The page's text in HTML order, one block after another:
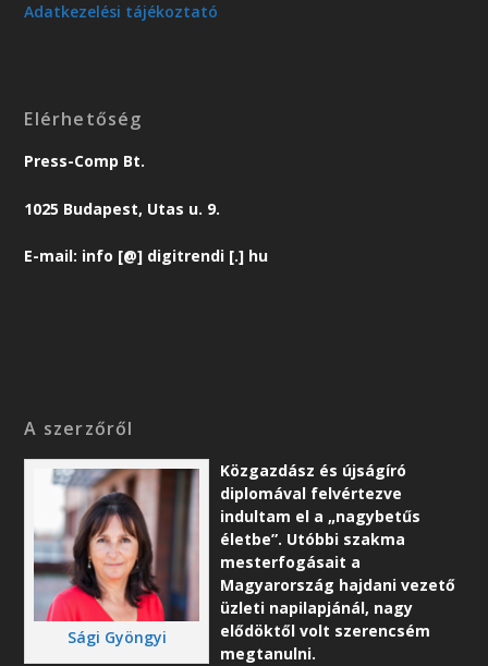
Adatkezelési tájékoztató
Elérhetőség
Press-Comp Bt.
1025 Budapest, Utas u. 9.
E-mail: info [@] digitrendi [.] hu
A szerzőről
Sági Gyöngyi
Közgazdász és újságíró
diplomával felvértezve
indultam el a „nagybetűs
életbe”. Utóbbi szakma
mesterfogásait a
Magyarország hajdani vezető
üzleti napilapjánál, nagy
elődöktől volt szerencsém
megtanulni.